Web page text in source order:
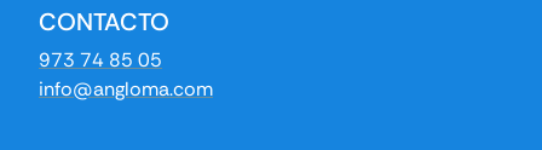
CONTACTO
973 74 85 05
info@angloma.com